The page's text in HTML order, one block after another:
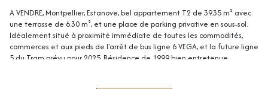
A VENDRE, Montpellier, Estanove, bel appartement T2 de 39.35 m² avec
une terrasse de 6.30 m², et une place de parking privative en sous-sol.
Idéalement situé à proximité immédiate de toutes les commodités,
commerces et aux pieds de l'arrêt de bus ligne 6 VEGA, et la future ligne
5 du Tram prévu pour 2025. Résidence de 1999 bien entretenue,